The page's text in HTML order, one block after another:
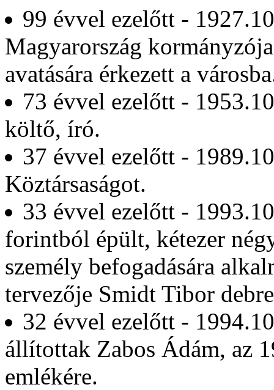
99 évvel ezelőtt -
Magyarország
avatására érkezett a
73 évvel ezelőtt -
költő, író.
37 évvel ezelőtt -
Köztársaságot.
33 évvel ezelőtt -
forintból épült, kétezer
személy befogadására
tervezője Smidt Tibor
32 évvel ezelőtt -
állítottak Zabos Ádám, az
emlékére.